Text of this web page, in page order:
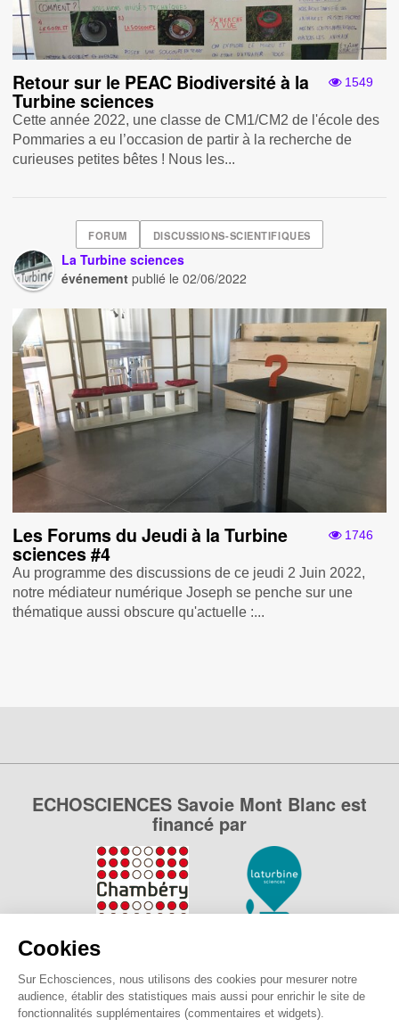
Cookies
Sur Echosciences, nous utilisons des cookies pour mesurer notre
audience, établir des statistiques mais aussi pour enrichir le site de
fonctionnalités supplémentaires (commentaires et widgets).
1549
Retour sur le PEAC Biodiversité à la
Turbine sciences
Cette année 2022, une classe de CM1/CM2 de l'école des
Pommaries a eu l’occasion de partir à la recherche de
curieuses petites bêtes ! Nous les...
FORUM DISCUSSIONS-SCIENTIFIQUES
La Turbine sciences
événement publié le02/06/2022
1746
Les Forums du Jeudi à la Turbine
sciences #4
Au programme des discussions de ce jeudi 2 Juin 2022,
notre médiateur numérique Joseph se penche sur une
thématique aussi obscure qu'actuelle :...
ECHOSCIENCES Savoie Mont Blanc est
financé par